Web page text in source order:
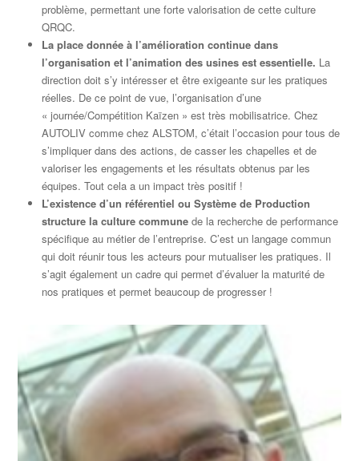
problème, permettant une forte valorisation de cette culture
QRQC.
La place donnée à l’amélioration continue dans
l’organisation et l’animation des usines est essentielle. La
direction doit s’y intéresser et être exigeante sur les pratiques
réelles. De ce point de vue, l’organisation d’une
« journée/Compétition Kaïzen » est très mobilisatrice. Chez
AUTOLIV comme chez ALSTOM, c’était l’occasion pour tous de
s’impliquer dans des actions, de casser les chapelles et de
valoriser les engagements et les résultats obtenus par les
équipes. Tout cela a un impact très positif !
L’existence d’un référentiel ou Système de Production
structure la culture communede la recherche de performance
spécifique au métier de l’entreprise. C’est un langage commun
qui doit réunir tous les acteurs pour mutualiser les pratiques. Il
s’agit également un cadre qui permet d’évaluer la maturité de
nos pratiques et permet beaucoup de progresser !